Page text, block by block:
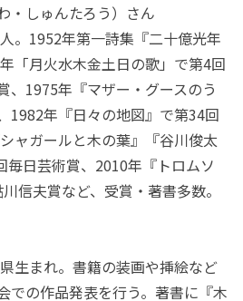
・しゅんたろう）さん
。1952年第一詩集『二十億光年
「月火水木金土日の歌」で第4回
、1975年『マザー・グースのう
1982年『日々の地図』で第34回
ャガールと木の葉』『谷川俊太
毎日芸術賞、2010年『トロムソ
信夫賞など、受賞・著書多数。
生まれ。書籍の装画や挿絵など
での作品発表を行う。著書に『木